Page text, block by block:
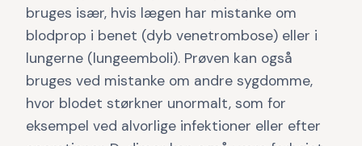
bruges især, hvis lægen har mistanke om
blodprop i benet (dyb venetrombose) eller i
lungerne (lungeemboli). Prøven kan også
bruges ved mistanke om andre sygdomme,
hvor blodet størkner unormalt, som for
eksempel ved alvorlige infektioner eller efter